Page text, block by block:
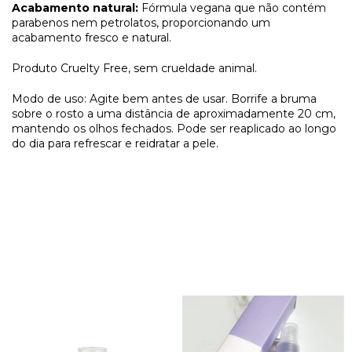
Acabamento natural: Fórmula vegana que não contém
parabenos nem petrolatos, proporcionando um
acabamento fresco e natural.
Produto Cruelty Free, sem crueldade animal.
Modo de uso: Agite bem antes de usar. Borrife a bruma
sobre o rosto a uma distância de aproximadamente 20 cm,
mantendo os olhos fechados. Pode ser reaplicado ao longo
do dia para refrescar e reidratar a pele.